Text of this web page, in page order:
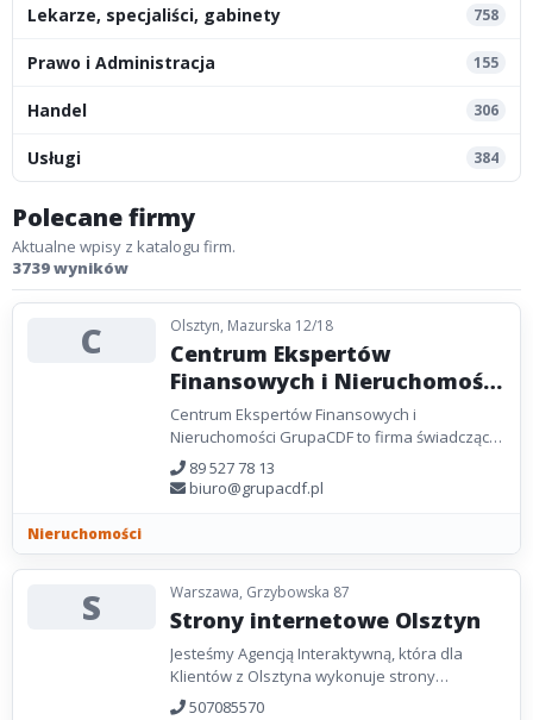
Lekarze, specjaliści, gabinety 758
Prawo i Administracja 155
Handel 306
Usługi 384
Polecane firmy
Aktualne wpisy z katalogu firm.
3739 wyników
C Olsztyn, Mazurska 12/18
Centrum Ekspertów
Finansowych i Nieruchomości
GrupaCDF
Centrum Ekspertów Finansowych i
Nieruchomości GrupaCDF to firma świadcząca
kompleksowe usługi, łączące w sobie biuro
doradztwa finansowego...
89 527 78 13
biuro@grupacdf.pl
Nieruchomości
S Warszawa, Grzybowska 87
Strony internetowe Olsztyn
Jesteśmy Agencją Interaktywną, która dla
Klientów z Olsztyna wykonuje strony
internetowe, sklepy internetowe oraz
507085570